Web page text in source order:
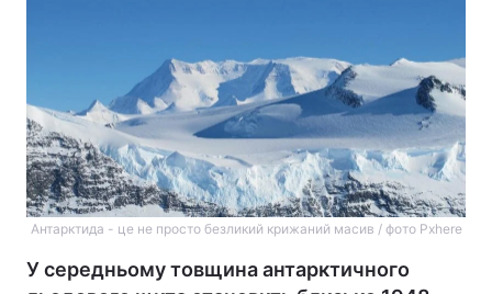
Антарктида - це не просто безликий крижаний масив / фото Pxhere
У середньому товщина антарктичного